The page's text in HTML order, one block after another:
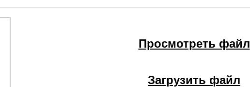
Просмотреть файл
Загрузить файл